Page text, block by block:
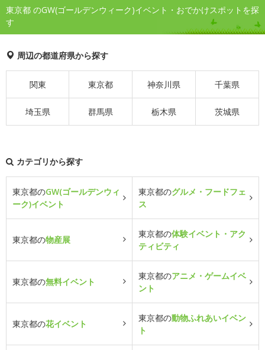
東京都 のGW(ゴールデンウィーク)イベント・おでかけスポットを探
す
周辺の都道府県から探す
関東 東京都 神奈川県 千葉県
埼玉県 群馬県 栃木県 茨城県
カテゴリから探す
東京都のGW(ゴールデンウィ
ーク)イベント
東京都のグルメ・フードフェ
ス
東京都の物産展
東京都の体験イベント・アク
ティビティ
東京都の無料イベント
東京都のアニメ・ゲームイベ
ント
東京都の花イベント
東京都の動物ふれあいイベン
ト